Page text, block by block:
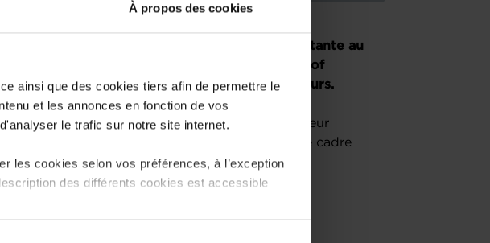
À propos des cookies
ainsi que des cookies tiers afin de permettre le
et les annonces en fonction de vos
le trafic sur notre site internet.
les cookies selon vos préférences, à l’exception
des différents cookies est accessible
business ou reprenez une entreprise existante au
vous guider par les conseillers de la House of
point de contact unique pour les entrepreneurs.
à une prochaine session « le parcours du créateur
qui vous informera sur l’écosystème, le cadre
à suivre.